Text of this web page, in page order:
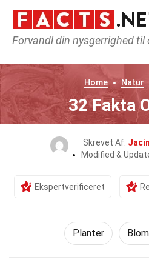
Forvandl din nysgerrighed til
Home Natur
32 Fakta
Skrevet Af:
Modified &
Ekspertverificeret
Planter